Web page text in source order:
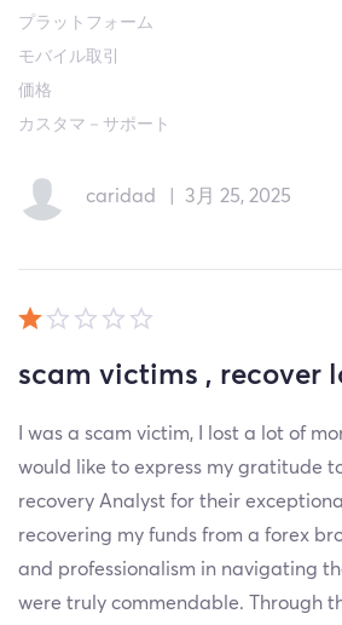
プラットフォーム
モバイル取引
価格
カスタマ－サポート
caridad 3月 25, 2025
scam victims , recover
I was a scam victim, I lost a lot of
would like to express my gratitude
recovery Analyst for their
recovering my funds from a forex
and professionalism in navigating
were truly commendable. Through